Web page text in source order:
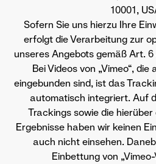
10001,
Sofern Sie uns hierzu Ihre
erfolgt die Verarbeitung zur
unseres Angebots gemäß Art. 6
Bei Videos von „Vimeo“,
eingebunden sind, ist das
automatisch integriert. Auf
Trackings sowie die
Ergebnisse haben wir keinen
auch nicht einsehen.
Einbettung von